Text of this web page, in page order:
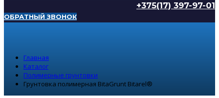
+375(17) 397-97-01
ОБРАТНЫЙ ЗВОНОК
Главная
Каталог
Полимерные грунтовки
Грунтовка полимерная BitaGrunt Bitarel®